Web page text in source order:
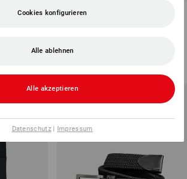
plus
e.s. Sauna- und
ab
Cookies konfigurieren
Alle ablehnen
Alle akzeptieren
Datenschutz| Impressum